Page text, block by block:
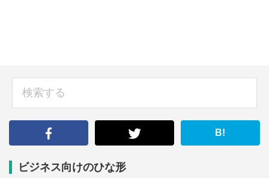
B!
ビジネス向けのひな形